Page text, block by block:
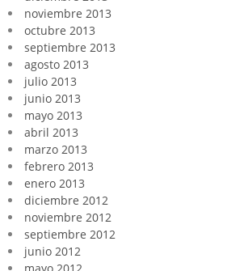
noviembre 2013
octubre 2013
septiembre 2013
agosto 2013
julio 2013
junio 2013
mayo 2013
abril 2013
marzo 2013
febrero 2013
enero 2013
diciembre 2012
noviembre 2012
septiembre 2012
junio 2012